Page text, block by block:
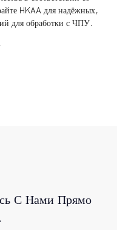
HKAA для надёжных,
для обработки с ЧПУ.
С Нами Прямо